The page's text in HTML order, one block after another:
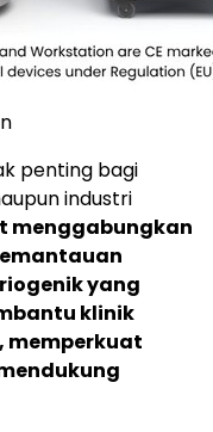
penting bagi
industri
menggabungkan
yang
klinik
memperkuat